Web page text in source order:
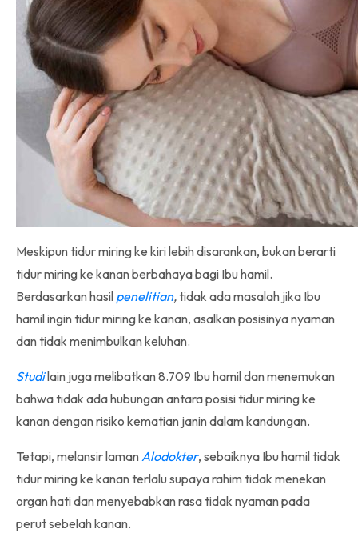
Meskipun tidur miring ke kiri lebih disarankan, bukan berarti
tidur miring ke kanan berbahaya bagi Ibu hamil.
Berdasarkan hasil penelitian,tidak ada masalah jika Ibu
hamil ingin tidur miring ke kanan, asalkan posisinya nyaman
dan tidak menimbulkan keluhan.
Studilain juga melibatkan 8.709 Ibu hamil dan menemukan
bahwa tidak ada hubungan antara posisi tidur miring ke
kanan dengan risiko kematian janin dalam kandungan.
Tetapi, melansir lamanAlodokter, sebaiknya Ibu hamil tidak
tidur miring ke kanan terlalu supaya rahim tidak menekan
organ hati dan menyebabkan rasa tidak nyaman pada
perut sebelah kanan.